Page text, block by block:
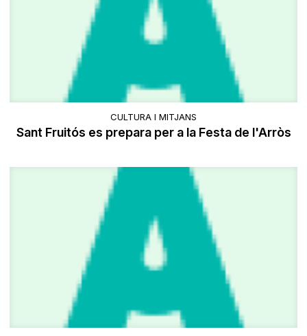
CULTURA I MITJANS
Sant Fruitós es prepara per a la Festa de l'Arròs